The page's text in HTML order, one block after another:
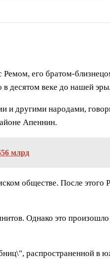
его братом-
в десятом веке до нашей эры.
и другими народами,
Апеннин.
млрд
обществе. После этого
Однако это
распространенной в